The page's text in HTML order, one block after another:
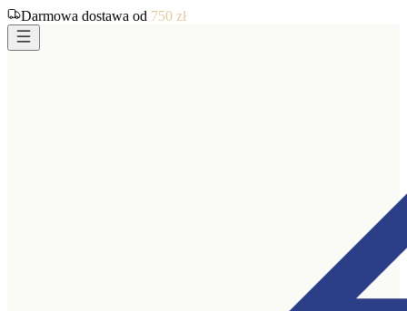
Darmowa dostawa od 750 zł